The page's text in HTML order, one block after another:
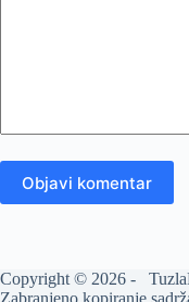
Objavi komentar
Copyright © 2026 -